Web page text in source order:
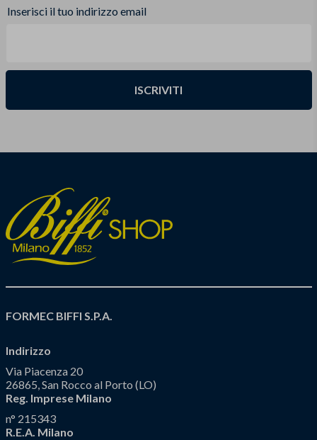
Inserisci il tuo indirizzo email
ISCRIVITI
FORMEC BIFFI S.P.A.
Indirizzo
Via Piacenza 20
26865, San Rocco al Porto (LO)
Reg. Imprese Milano
n° 215343
R.E.A. Milano